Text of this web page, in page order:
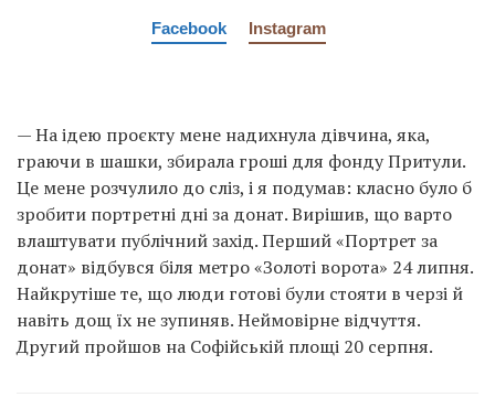
Facebook Instagram
— На ідею проєкту мене надихнула дівчина, яка,
граючи в шашки, збирала гроші для фонду Притули.
Це мене розчулило до сліз, і я подумав: класно було б
зробити портретні дні за донат. Вирішив, що варто
влаштувати публічний захід. Перший «Портрет за
донат» відбувся біля метро «Золоті ворота» 24 липня.
Найкрутіше те, що люди готові були стояти в черзі й
навіть дощ їх не зупиняв. Неймовірне відчуття.
Другий пройшов на Софійській площі 20 серпня.